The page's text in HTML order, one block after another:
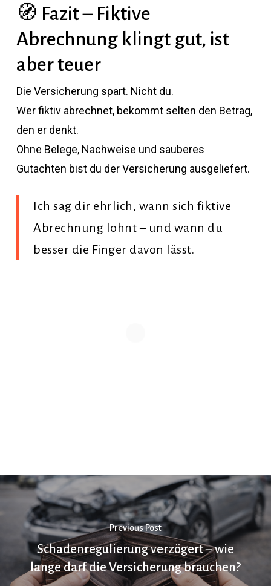
🧭 Fazit – Fiktive
Abrechnung klingt gut, ist
aber teuer
Die Versicherung spart. Nicht du.
Wer fiktiv abrechnet, bekommt selten den Betrag,
den er denkt.
Ohne Belege, Nachweise und sauberes
Gutachten bist du der Versicherung ausgeliefert.
Ich sag dir ehrlich, wann sich fiktive
Abrechnung lohnt – und wann du
besser die Finger davon lässt.
Previous Post
Schadenregulierung verzögert – wie
lange darf die Versicherung brauchen?